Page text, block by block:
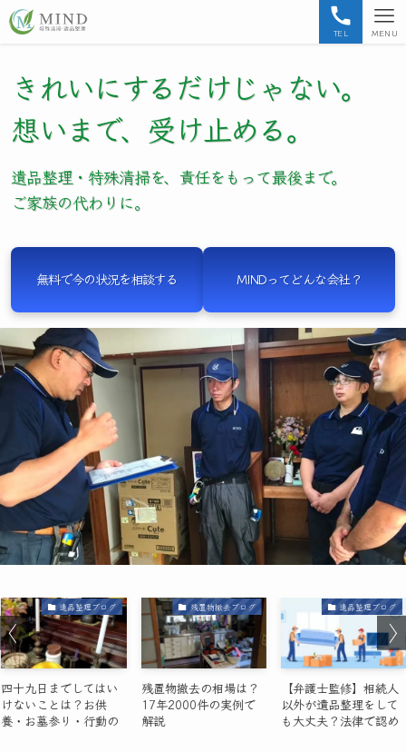
TEL MENU
きれいにするだけじゃない。
想いまで、受け止める。
遺品整理・特殊清掃を、責任をもって最後まで。
ご家族の代わりに。
無料で今の状況を相談する MINDってどんな会社？
遺品整理ブログ
四十九日までしてはい
けないことは？お供
養・お墓参り・行動の
残置物撤去ブログ
残置物撤去の相場は？
17年2000件の実例で
解説
遺品整理ブログ
【弁護士監修】相続人
以外が遺品整理をして
も大丈夫？法律で認め